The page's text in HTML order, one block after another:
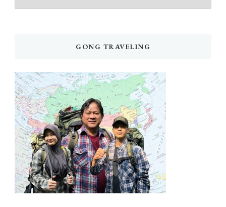
GONG TRAVELING